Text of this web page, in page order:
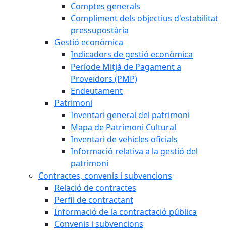
Comptes generals
Compliment dels objectius d'estabilitat
pressupostària
Gestió econòmica
Indicadors de gestió econòmica
Període Mitjà de Pagament a
Proveïdors (PMP)
Endeutament
Patrimoni
Inventari general del patrimoni
Mapa de Patrimoni Cultural
Inventari de vehicles oficials
Informació relativa a la gestió del
patrimoni
Contractes, convenis i subvencions
Relació de contractes
Perfil de contractant
Informació de la contractació pública
Convenis i subvencions